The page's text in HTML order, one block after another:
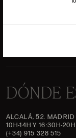
DÓNDE
ALCALÁ, 52. MADRID
10H-14H Y 16:30H-20H
(+34) 915 328 515